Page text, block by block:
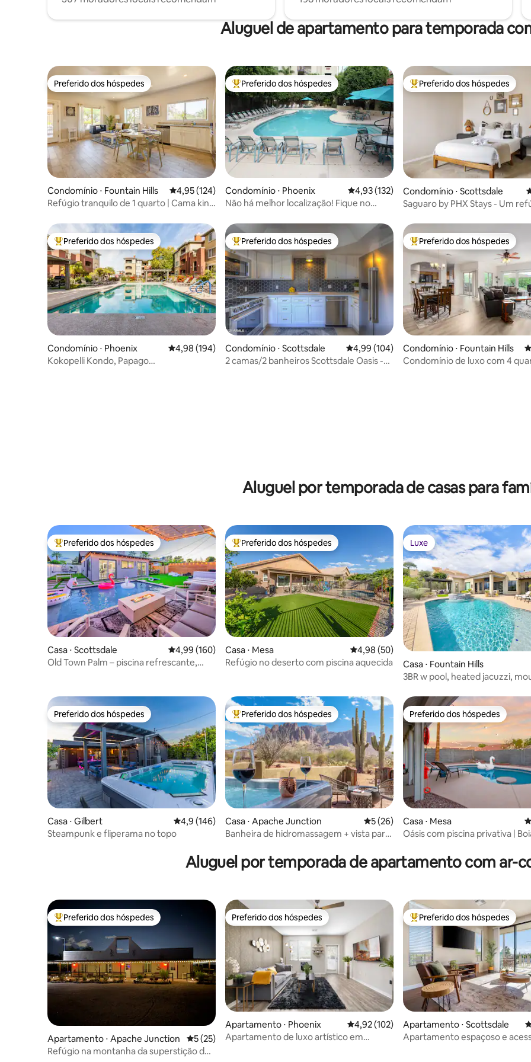
Aluguel de apartamento para temporada
Preferido dos hóspedes
Preferido dos hóspedes
Condomínio ⋅ Fountain Hills 4,95 de uma avaliação média de 5, 124 avaliações
4,95 (124)
Refúgio tranquilo de 1 quarto | Cama king
Entre os melhores preferidos dos hóspedes
Preferido dos hóspedes
Condomínio ⋅ Phoenix 4,93 de uma avaliação média de 5, 132
4,93 (132)
Não há melhor localização! Fique no
Entre os melhores preferidos
Preferido dos hóspedes
Condomínio ⋅ Scottsdale
Saguaro by PHX Stays - Um
Entre os melhores preferidos dos hóspedes
Preferido dos hóspedes
Condomínio ⋅ Phoenix 4,98 de uma avaliação média de 5, 194 avaliações
4,98 (194)
Kokopelli Kondo, Papago
Entre os melhores preferidos dos hóspedes
Preferido dos hóspedes
Condomínio ⋅ Scottsdale 4,99 de uma avaliação média de 5, 104
4,99 (104)
2 camas/2 banheiros Scottsdale Oasis -
Entre os melhores preferidos
Preferido dos hóspedes
Condomínio ⋅ Fountain Hills
Condomínio de luxo com 4
Aluguel por temporada de casas para
Entre os melhores preferidos dos hóspedes
Preferido dos hóspedes
Casa ⋅ Scottsdale 4,99 de uma avaliação média de 5, 160 avaliações
4,99 (160)
Old Town Palm – piscina refrescante,
Entre os melhores preferidos dos hóspedes
Preferido dos hóspedes
Casa ⋅ Mesa 4,98 de uma avaliação média de 5, 50
4,98 (50)
Refúgio no deserto com piscina aquecida
Luxe
Luxe
Casa ⋅ Fountain Hills
3BR w pool, heated jacuzzi,
Preferido dos hóspedes
Preferido dos hóspedes
Casa ⋅ Gilbert 4,9 de uma avaliação média de 5, 146 avaliações
4,9 (146)
Steampunk e fliperama no topo
Entre os melhores preferidos dos hóspedes
Preferido dos hóspedes
Casa ⋅ Apache Junction 5 de uma avaliação média de 5, 26
5 (26)
Banheira de hidromassagem + vista para
Canyon Lake
Preferido dos hóspedes
Preferido dos hóspedes
Casa ⋅ Mesa
Oásis com piscina privativa |
Aluguel por temporada de apartamento com ar-
Entre os melhores preferidos dos hóspedes
Preferido dos hóspedes
Apartamento ⋅ Apache Junction 5 de uma avaliação média de 5, 25 avaliações
5 (25)
Refúgio na montanha da superstição de
Preferido dos hóspedes
Preferido dos hóspedes
Apartamento ⋅ Phoenix 4,92 de uma avaliação média de 5, 102
4,92 (102)
Apartamento de luxo artístico em
Entre os melhores preferidos
Preferido dos hóspedes
Apartamento ⋅ Scottsdale
Apartamento espaçoso e